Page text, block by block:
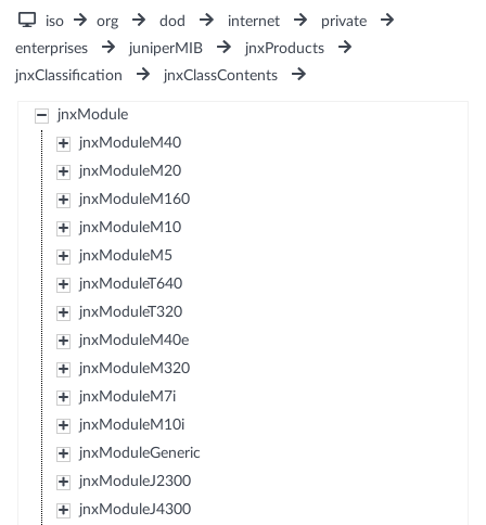
iso org dod internet
private
enterprises
juniperMIB
jnxProducts
jnxClassification
jnxClassContents
jnxModule
jnxModuleM40
jnxModuleM20
jnxModuleM160
jnxModuleM10
jnxModuleM5
jnxModuleT640
jnxModuleT320
jnxModuleM40e
jnxModuleM320
jnxModuleM7i
jnxModuleM10i
jnxModuleGeneric
jnxModuleJ2300
jnxModuleJ4300